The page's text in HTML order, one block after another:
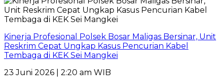
Kinerja Profesional Polsek Bosar Maligas Bersinar, Unit
Reskrim Cepat Ungkap Kasus Pencurian Kabel
Tembaga di KEK Sei Mangkei
23 Juni 2026 | 2:20 am WIB